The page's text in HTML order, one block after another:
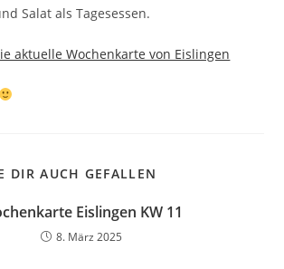
Salat als Tagesessen.
aktuelle Wochenkarte von Eislingen
DIR AUCH GEFALLEN
Eislingen KW 11
8. März 2025